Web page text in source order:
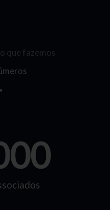
que fazemos